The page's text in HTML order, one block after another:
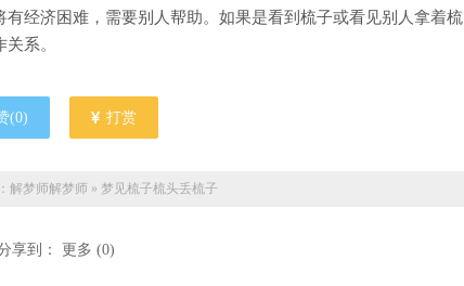
经济困难，需要别人帮助。如果是看到梳子或看见别人拿着梳
系。
(0) 打赏
解梦师解梦师 » 梦见梳子梳头丢梳子
享到： 更多 (0)